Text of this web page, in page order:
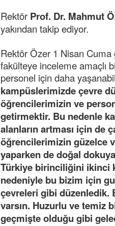
Rektör Prof. Dr. Mahmut
yakından takip ediyor.
Rektör Özer 1 Nisan
fakülteye inceleme amaçlı
personel için daha
kampüslerimizde çevre
öğrencilerimizin ve
getirmektir. Bu nedenle
alanların artması için de
öğrencilerimizin güzelce
yaparken de doğal
Türkiye birinciliğini ikinci
nedeniyle bu bizim için
çevreleri gibi düzenledik.
varsın. Huzurlu ve temiz
geçmişte olduğu gibi